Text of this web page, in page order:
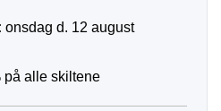
onsdag d. 12 august
på alle skiltene